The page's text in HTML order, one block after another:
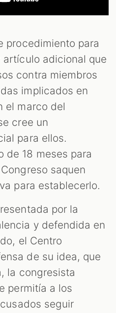
procedimiento para
artículo adicional que
contra miembros
implicados en
el marco del
cree un
para ellos.
de 18 meses para
saquen
para establecerlo.
por la
y defendida en
el Centro
de su idea, que
la congresista
permitía a los
seguir